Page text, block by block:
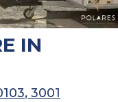
IN
, 3001